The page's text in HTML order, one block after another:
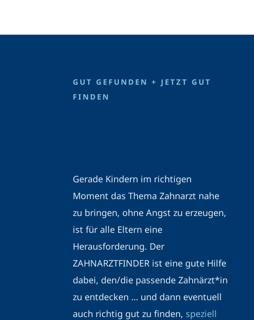
GUT GEFUNDEN + JETZT GUT
FINDEN
Gerade Kindern im richtigen
Moment das Thema Zahnarzt nahe
zu bringen, ohne Angst zu erzeugen,
ist für alle Eltern eine
Herausforderung. Der
ZAHNARZTFINDER ist eine gute Hilfe
dabei, den/die passende Zahnärzt*in
zu entdecken … und dann eventuell
auch richtig gut zu finden, speziell